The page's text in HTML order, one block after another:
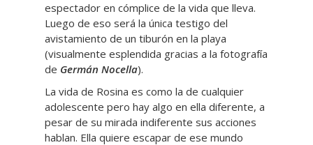
espectador en cómplice de la vida que lleva.
Luego de eso será la única testigo del
avistamiento de un tiburón en la playa
(visualmente esplendida gracias a la fotografía
de Germán Nocella).
La vida de Rosina es como la de cualquier
adolescente pero hay algo en ella diferente, a
pesar de su mirada indiferente sus acciones
hablan. Ella quiere escapar de ese mundo